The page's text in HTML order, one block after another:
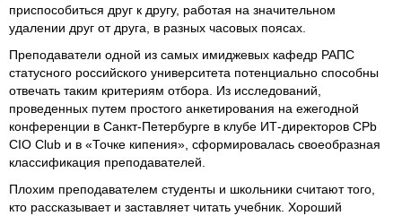
приспособиться друг к другу, работая на значительном
удалении друг от друга, в разных часовых поясах.
Преподаватели одной из самых имиджевых кафедр РАПС
статусного российского университета потенциально способны
отвечать таким критериям отбора. Из исследований,
проведенных путем простого анкетирования на ежегодной
конференции в Санкт-Петербурге в клубе ИТ-директоров CPb
CIO Club и в «Точке кипения», сформировалась своеобразная
классификация преподавателей.
Плохим преподавателем студенты и школьники считают того,
кто рассказывает и заставляет читать учебник. Хороший